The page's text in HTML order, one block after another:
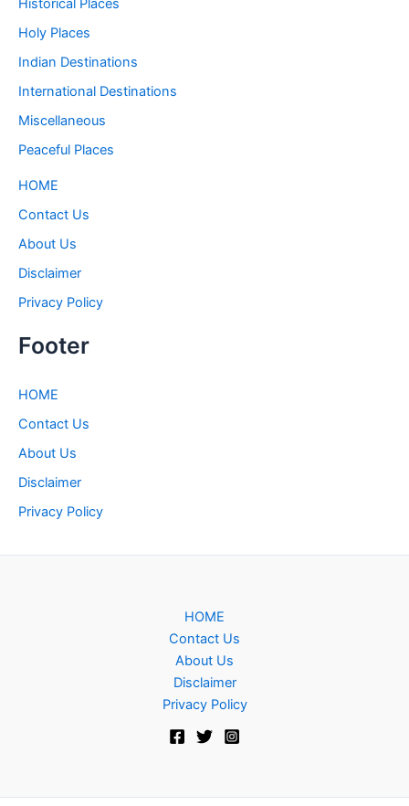
Historical Places
Holy Places
Indian Destinations
International Destinations
Miscellaneous
Peaceful Places
HOME
Contact Us
About Us
Disclaimer
Privacy Policy
Footer
HOME
Contact Us
About Us
Disclaimer
Privacy Policy
HOME
Contact Us
About Us
Disclaimer
Privacy Policy